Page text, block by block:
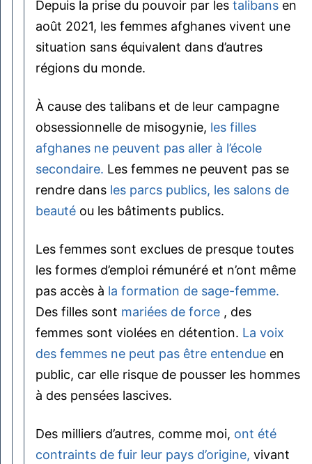
Depuis la prise du pouvoir par les talibans en
août 2021, les femmes afghanes vivent une
situation sans équivalent dans d’autres
régions du monde.
À cause des talibans et de leur campagne
obsessionnelle de misogynie, les filles
afghanes ne peuvent pas aller à l’école
secondaire. Les femmes ne peuvent pas se
rendre dans les parcs publics, les salons de
beauté ou les bâtiments publics.
Les femmes sont exclues de presque toutes
les formes d’emploi rémunéré et n’ont même
pas accès à la formation de sage-femme.
Des filles sont mariées de force , des
femmes sont violées en détention. La voix
des femmes ne peut pas être entendue en
public, car elle risque de pousser les hommes
à des pensées lascives.
Des milliers d’autres, comme moi, ont été
contraints de fuir leur pays d’origine, vivant